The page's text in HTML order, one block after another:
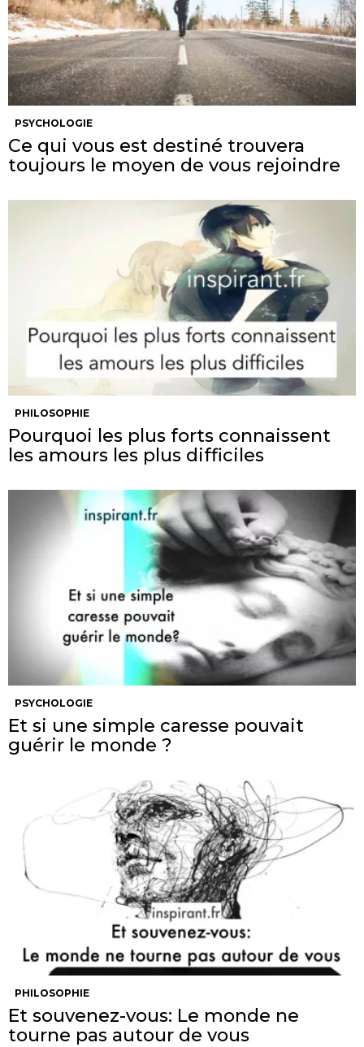
PSYCHOLOGIE
Ce qui vous est destiné trouvera
toujours le moyen de vous rejoindre
PHILOSOPHIE
Pourquoi les plus forts connaissent
les amours les plus difficiles
PSYCHOLOGIE
Et si une simple caresse pouvait
guérir le monde ?
PHILOSOPHIE
Et souvenez-vous: Le monde ne
tourne pas autour de vous